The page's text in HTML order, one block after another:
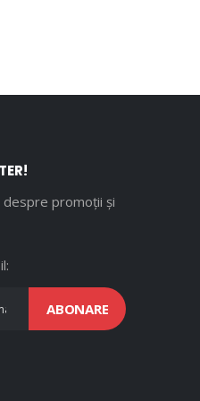
promoții și
ABONARE